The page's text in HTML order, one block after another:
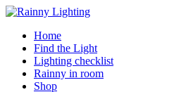
Skip
contentHome
Find the Light
Lighting checklist
Rainny in room
Shop